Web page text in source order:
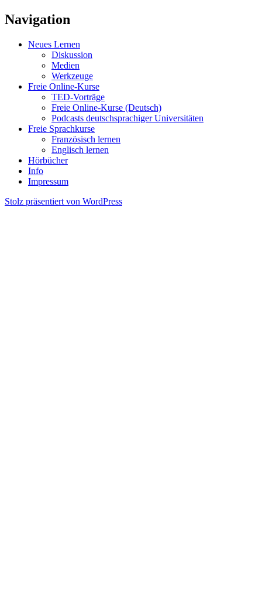
Navigation
Neues Lernen
Diskussion
Medien
Werkzeuge
Freie Online-Kurse
TED-Vorträge
Freie Online-Kurse (Deutsch)
Podcasts deutschsprachiger Universitäten
Freie Sprachkurse
Französisch lernen
Englisch lernen
Hörbücher
Info
Impressum
Stolz präsentiert von WordPress